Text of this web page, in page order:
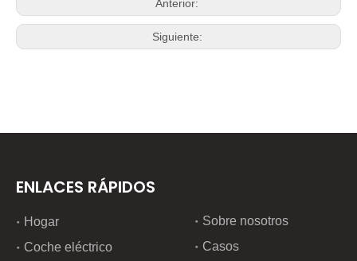
Anterior:
Siguiente:
ENLACES RÁPIDOS
Hogar
Coche eléctrico
Sobre nosotros
Casos